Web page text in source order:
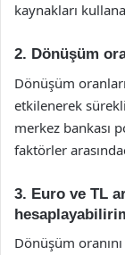
kaynakları
2. Dönüşüm
Dönüşüm
etkilenerek
merkez bankası
faktörler
3. Euro ve TL
Dönüşüm